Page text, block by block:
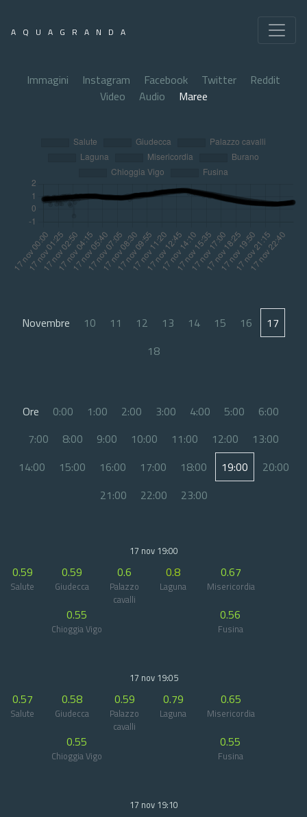
AQUAGRANDA
Immagini Instagram Facebook Twitter
Reddit
Video
Audio Maree
Novembre 10 11 12 13 14 15 16
17
18
Ore 0:00 1:00 2:00 3:00 4:00 5:00
6:00
7:00
8:00 9:00 10:00 11:00 12:00
13:00
14:00
15:00 16:00 17:00 18:00 19:00
20:00
21:00
22:00 23:00
17 nov 19:00
0.59
Salute
0.59
Giudecca
0.6
Palazzo
cavalli
0.8
Laguna
0.67
Misericordia
0.55
Chioggia Vigo
0.56
Fusina
17 nov 19:05
0.57
Salute
0.58
Giudecca
0.59
Palazzo
cavalli
0.79
Laguna
0.65
Misericordia
0.55
Chioggia Vigo
0.55
Fusina
17 nov 19:10